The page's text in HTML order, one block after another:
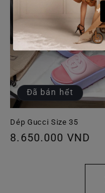
Đã bán hết
Dép Gucci Size 35
Giá
8.650.000 VND